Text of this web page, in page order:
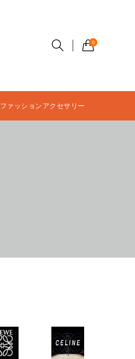
0
ファッションアクセサリー